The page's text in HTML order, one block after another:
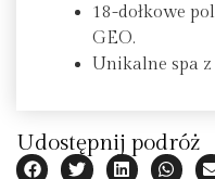
18-dołkowe
GEO.
Unikalne spa
Udostępnij podróż